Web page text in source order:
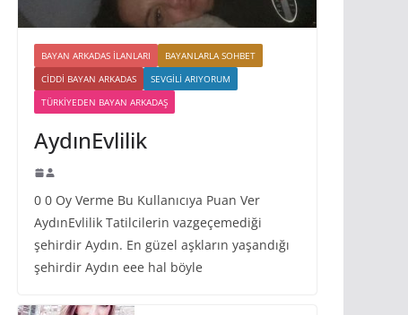
BAYAN ARKADAS ILANLARI
BAYANLARLA SOHBET
CIDDI BAYAN ARKADAS
SEVGILI ARIYORUM
TÜRKIYEDEN BAYAN ARKADAŞ
AydınEvlilik
0 0 Oy Verme Bu Kullanıcıya Puan Ver
AydınEvlilik Tatilcilerin vazgeçemediği
şehirdir Aydın. En güzel aşkların yaşandığı
şehirdir Aydın eee hal böyle